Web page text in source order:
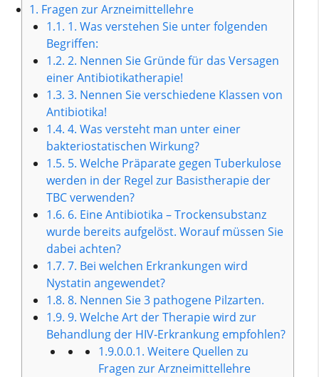
1. Fragen zur Arzneimittellehre
1.1. 1. Was verstehen Sie unter folgenden
Begriffen:
1.2. 2. Nennen Sie Gründe für das Versagen
einer Antibiotikatherapie!
1.3. 3. Nennen Sie verschiedene Klassen von
Antibiotika!
1.4. 4. Was versteht man unter einer
bakteriostatischen Wirkung?
1.5. 5. Welche Präparate gegen Tuberkulose
werden in der Regel zur Basistherapie der
TBC verwenden?
1.6. 6. Eine Antibiotika – Trockensubstanz
wurde bereits aufgelöst. Worauf müssen Sie
dabei achten?
1.7. 7. Bei welchen Erkrankungen wird
Nystatin angewendet?
1.8. 8. Nennen Sie 3 pathogene Pilzarten.
1.9. 9. Welche Art der Therapie wird zur
Behandlung der HIV-Erkrankung empfohlen?
1.9.0.0.1. Weitere Quellen zu
Fragen zur Arzneimittellehre